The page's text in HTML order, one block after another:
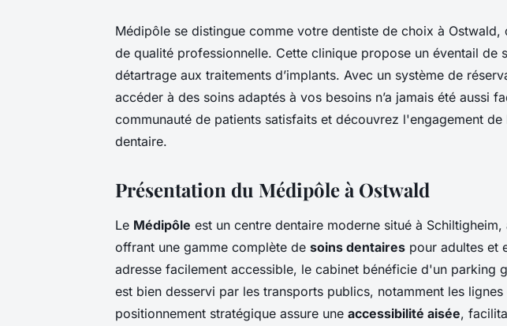
Médipôle se distingue comme votre dentiste de choix à Ostwald,
de qualité professionnelle. Cette clinique propose un éventail de
détartrage aux traitements d’implants. Avec un système de
accéder à des soins adaptés à vos besoins n’a jamais été aussi
communauté de patients satisfaits et découvrez l'engagement
dentaire.
Présentation du Médipôle à Ostwald
Le Médipôle est un centre dentaire moderne situé à Schiltigheim,
offrant une gamme complète de soins dentaires pour adultes et
adresse facilement accessible, le cabinet bénéficie d'un parking
est bien desservi par les transports publics, notamment les
positionnement stratégique assure une accessibilité aisée,